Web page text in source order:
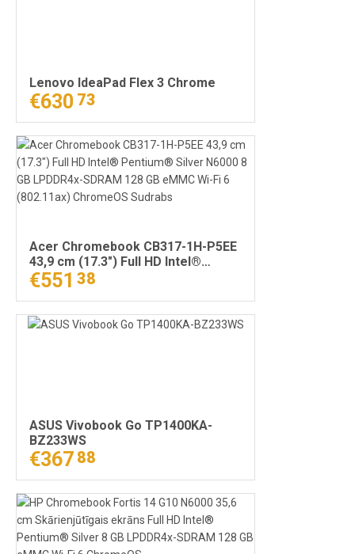
Lenovo IdeaPad Flex 3 Chrome
€630 73
Acer Chromebook CB317-1H-P5EE
43,9 cm (17.3") Full HD Intel®
Pentium® Silver N6000 8 GB
LPDDR4x-SDRAM 128 GB eMMC Wi-
Fi 6 (802.11ax) ChromeOS Sudrabs
€551 38
ASUS Vivobook Go TP1400KA-
BZ233WS
€367 88